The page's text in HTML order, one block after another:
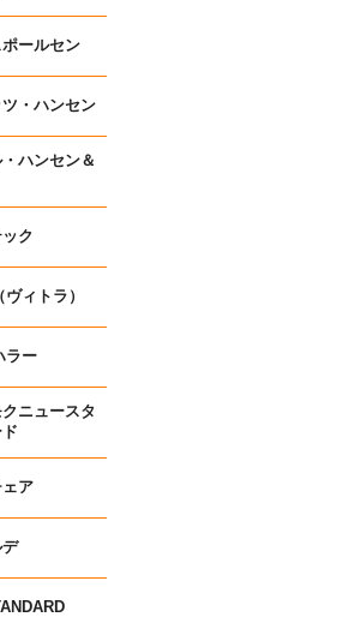
ールセン
・ハンセン
ハンセン＆
ク
ィトラ）
ラー
ニュースタ
ェア
デ